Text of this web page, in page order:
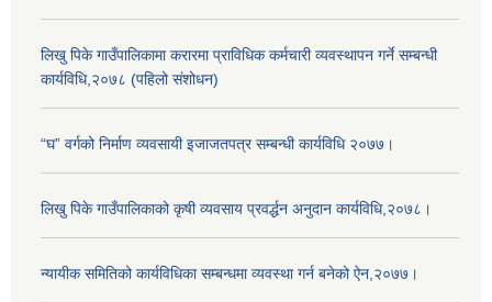
लिखु पिके गाउँपालिकामा करारमा प्राविधिक कर्मचारी व्यवस्थापन गर्ने सम्बन्धी
कार्यविधि,२०७८ (पहिलो संशोधन)
“घ” वर्गको निर्माण व्यवसायी इजाजतपत्र सम्बन्धी कार्यविधि २०७७।
लिखु पिके गाउँपालिकाको कृषी व्यवसाय प्रवर्द्धन अनुदान कार्यविधि,२०७८।
न्यायीक समितिको कार्यविधिका सम्बन्धमा व्यवस्था गर्न बनेको ऐन,२०७७।